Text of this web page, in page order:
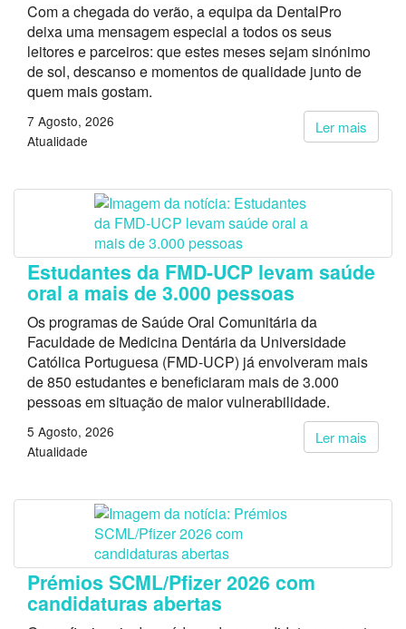
Com a chegada do verão, a equipa da DentalPro
deixa uma mensagem especial a todos os seus
leitores e parceiros: que estes meses sejam sinónimo
de sol, descanso e momentos de qualidade junto de
quem mais gostam.
Ler mais
7 Agosto, 2026
Atualidade
Estudantes da FMD-UCP levam saúde
oral a mais de 3.000 pessoas
Os programas de Saúde Oral Comunitária da
Faculdade de Medicina Dentária da Universidade
Católica Portuguesa (FMD-UCP) já envolveram mais
de 850 estudantes e beneficiaram mais de 3.000
pessoas em situação de maior vulnerabilidade.
Ler mais
5 Agosto, 2026
Atualidade
Prémios SCML/Pfizer 2026 com
candidaturas abertas